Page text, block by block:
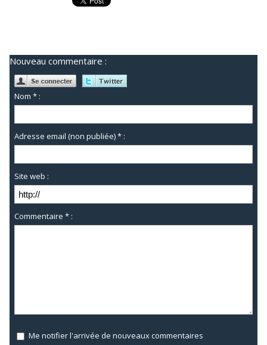
Nouveau commentaire :
Nom * :
Adresse email (non publiée) * :
Site web :
Commentaire * :
Me notifier l'arrivée de nouveaux commentaires